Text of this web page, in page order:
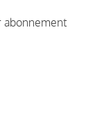
abonnement